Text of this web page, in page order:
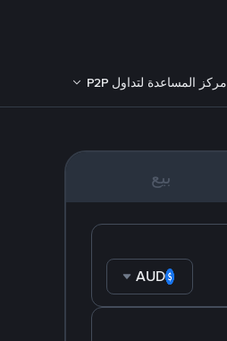
مركز المساعدة لتداول P2P
بيع
AUD